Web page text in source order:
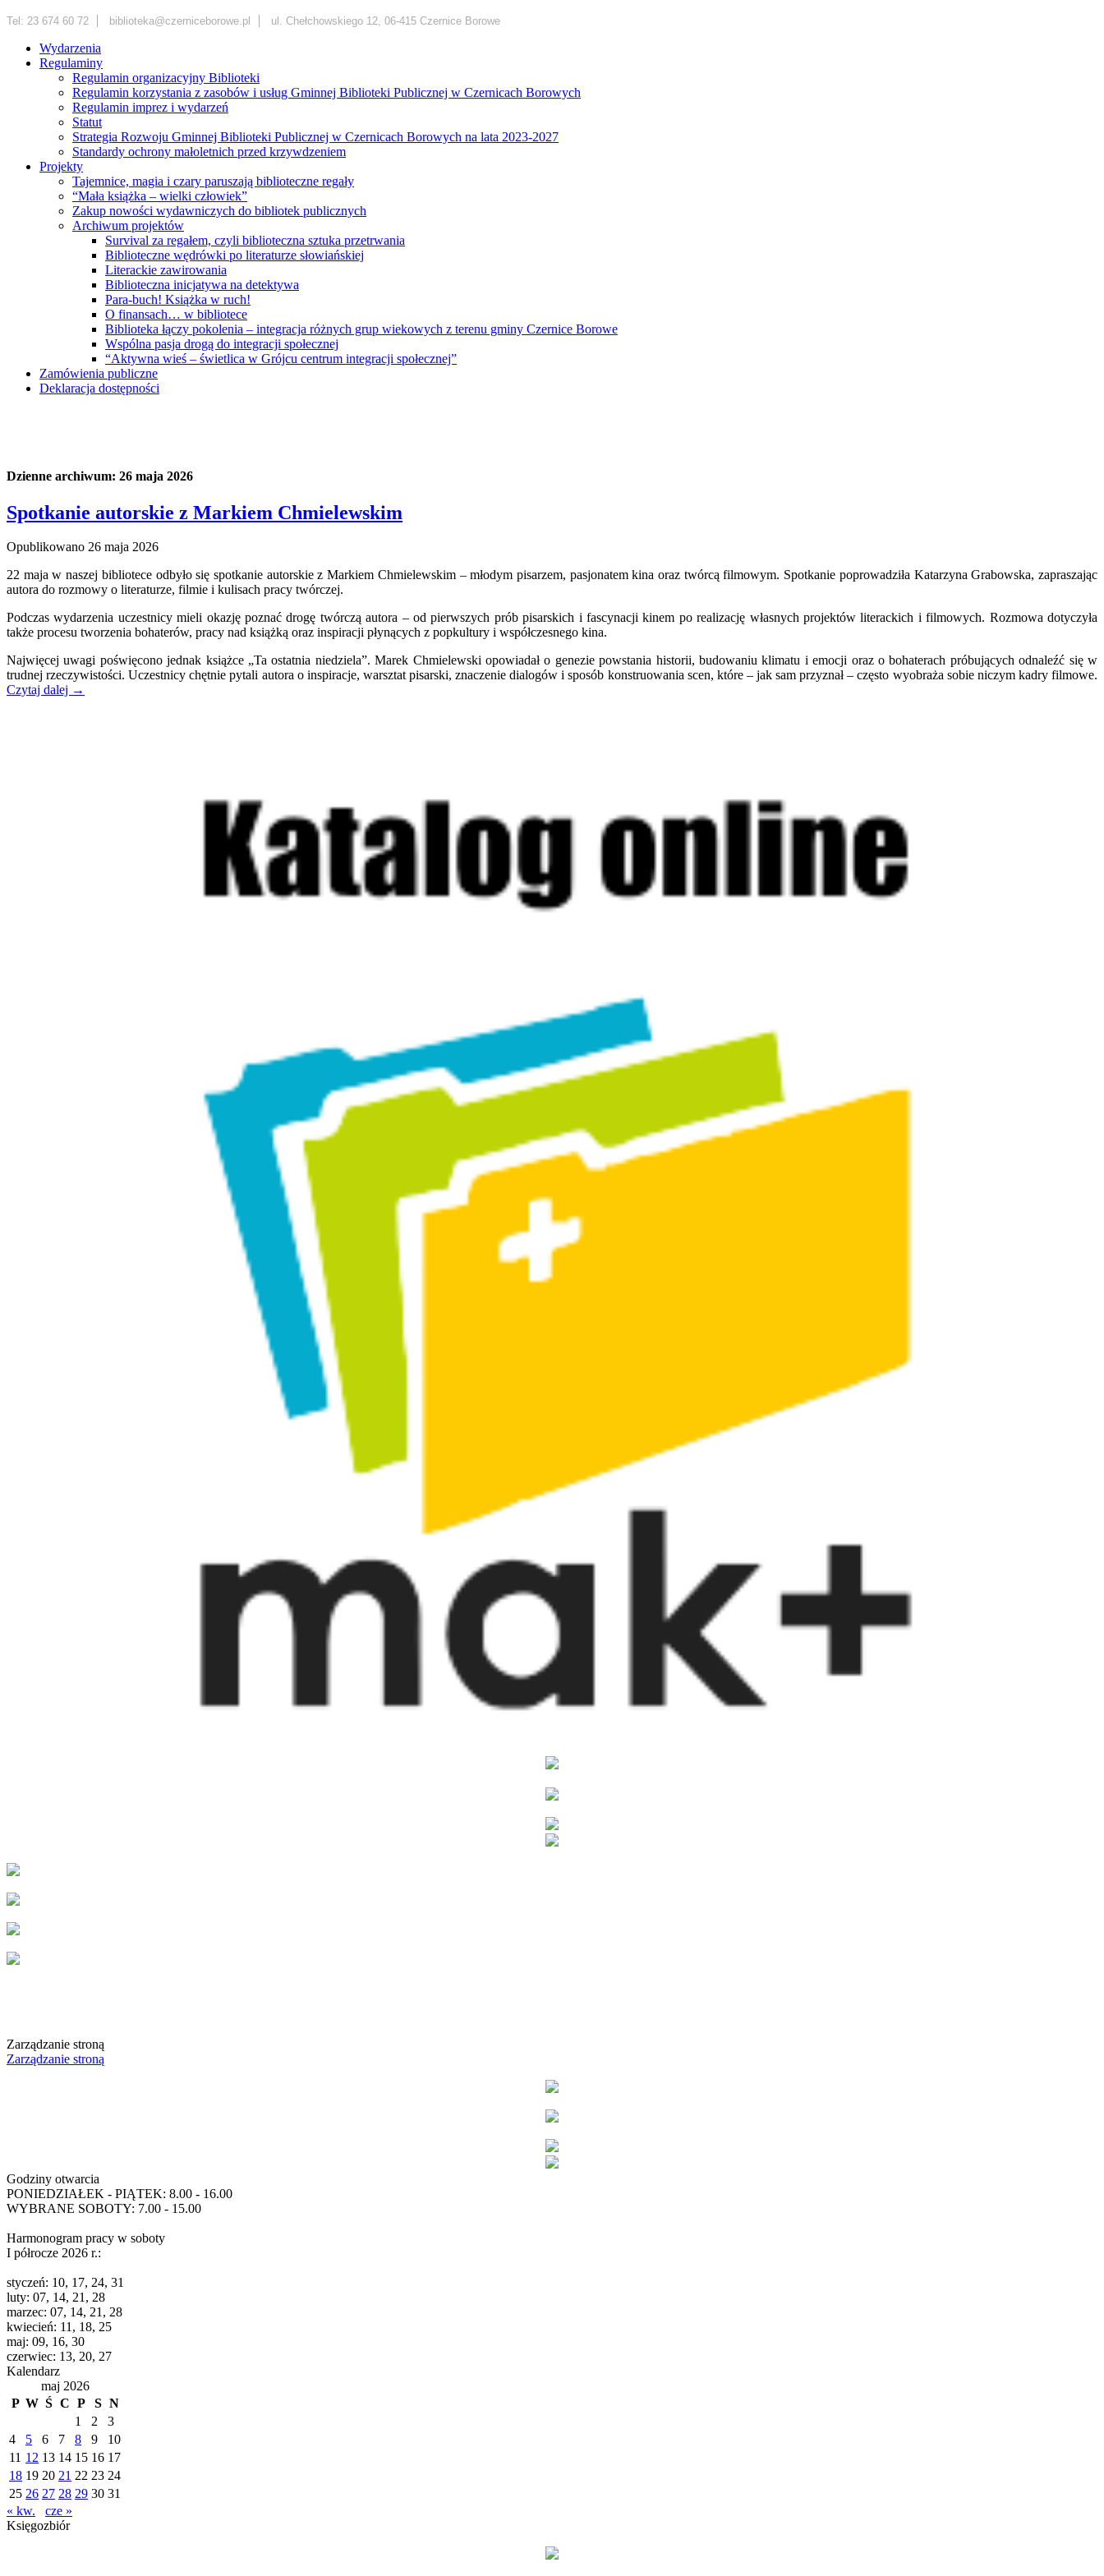
Tel: 23 674 60 72 biblioteka@czerniceborowe.pl ul. Chełchowskiego 12, 06-415 Czernice Borowe
Wydarzenia
Regulaminy
Regulamin organizacyjny Biblioteki
Regulamin korzystania z zasobów i usług Gminnej Biblioteki Publicznej w Czernicach Borowych
Regulamin imprez i wydarzeń
Statut
Strategia Rozwoju Gminnej Biblioteki Publicznej w Czernicach Borowych na lata 2023-2027
Standardy ochrony małoletnich przed krzywdzeniem
Projekty
Tajemnice, magia i czary paruszają biblioteczne regały
“Mała książka – wielki człowiek”
Zakup nowości wydawniczych do bibliotek publicznych
Archiwum projektów
Survival za regałem, czyli biblioteczna sztuka przetrwania
Biblioteczne wędrówki po literaturze słowiańskiej
Literackie zawirowania
Biblioteczna inicjatywa na detektywa
Para-buch! Książka w ruch!
O finansach… w bibliotece
Biblioteka łączy pokolenia – integracja różnych grup wiekowych z terenu gminy Czernice Borowe
Wspólna pasja drogą do integracji społecznej
“Aktywna wieś – świetlica w Grójcu centrum integracji społecznej”
Zamówienia publiczne
Deklaracja dostępności
Dzienne archiwum: 26 maja 2026
Spotkanie autorskie z Markiem Chmielewskim
Opublikowano 26 maja 2026
22 maja w naszej bibliotece odbyło się spotkanie autorskie z Markiem Chmielewskim – młodym pisarzem, pasjonatem kina oraz twórcą filmowym. Spotkanie poprowadziła Katarzyna Grabowska, zapraszając
autora do rozmowy o literaturze, filmie i kulisach pracy twórczej.
Podczas wydarzenia uczestnicy mieli okazję poznać drogę twórczą autora – od pierwszych prób pisarskich i fascynacji kinem po realizację własnych projektów literackich i filmowych. Rozmowa dotyczyła
także procesu tworzenia bohaterów, pracy nad książką oraz inspiracji płynących z popkultury i współczesnego kina.
Najwięcej uwagi poświęcono jednak książce „Ta ostatnia niedziela”. Marek Chmielewski opowiadał o genezie powstania historii, budowaniu klimatu i emocji oraz o bohaterach próbujących odnaleźć się w
trudnej rzeczywistości. Uczestnicy chętnie pytali autora o inspiracje, warsztat pisarski, znaczenie dialogów i sposób konstruowania scen, które – jak sam przyznał – często wyobraża sobie niczym kadry filmowe.
Czytaj dalej →
Zarządzanie stroną
Zarządzanie stroną
Godziny otwarcia
PONIEDZIAŁEK - PIĄTEK: 8.00 - 16.00
WYBRANE SOBOTY: 7.00 - 15.00
Harmonogram pracy w soboty
I półrocze 2026 r.:
styczeń: 10, 17, 24, 31
luty: 07, 14, 21, 28
marzec: 07, 14, 21, 28
kwiecień: 11, 18, 25
maj: 09, 16, 30
czerwiec: 13, 20, 27
Kalendarz
maj 2026
P W Ś C P S N
1
2
3
4
5 6 7 8 9
10
11 12 13 14 15 16 17
18 19 20 21 22 23 24
25 26 27 28 29 30 31
« kw.
cze »
Księgozbiór